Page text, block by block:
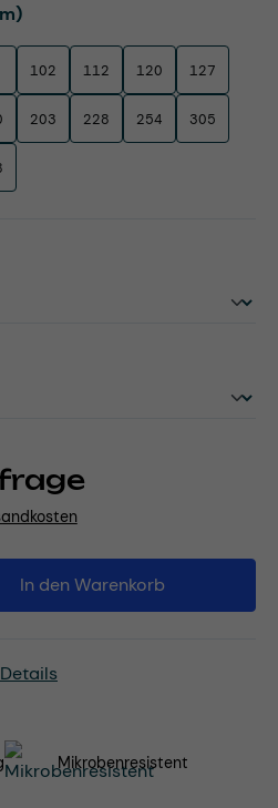
auswählen
102 112 120 127
203 228 254 305
den gewünschten
In den Warenkorb
Mikrobenresistent